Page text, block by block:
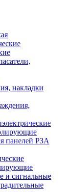
накладки
панелей РЗА
и сигнальные